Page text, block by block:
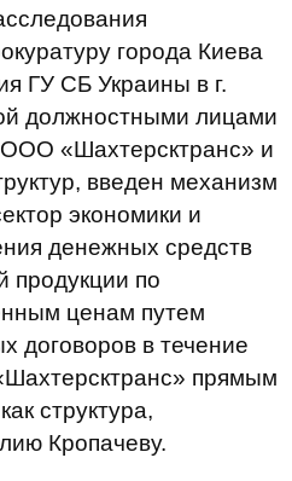
города Киева
ГУ СБ Украины в г.
должностными лицами
«Шахтерсктранс» и
введен механизм
экономики и
денежных средств
продукции по
ценам путем
договоров в течение
прямым
структура,
Кропачеву.